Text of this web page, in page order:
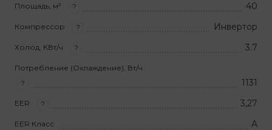
Площадь, м² ? 40
Компрессор ? Инвертор
Холод, КВт/ч ? 3.7
Потребление (Охлаждение), Вт/ч
?
1131
EER ? 3,27
EER Класс A